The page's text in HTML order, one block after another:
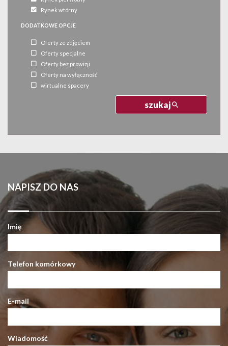
Rynek wtórny
DODATKOWE OPCJE
Oferty ze zdjęciem
Oferty specjalne
Oferty bez prowizji
Oferty na wyłączność
wirtualne spacery
szukaj
NAPISZ DO NAS
Imię
Telefon komórkowy
E-mail
Wiadomość